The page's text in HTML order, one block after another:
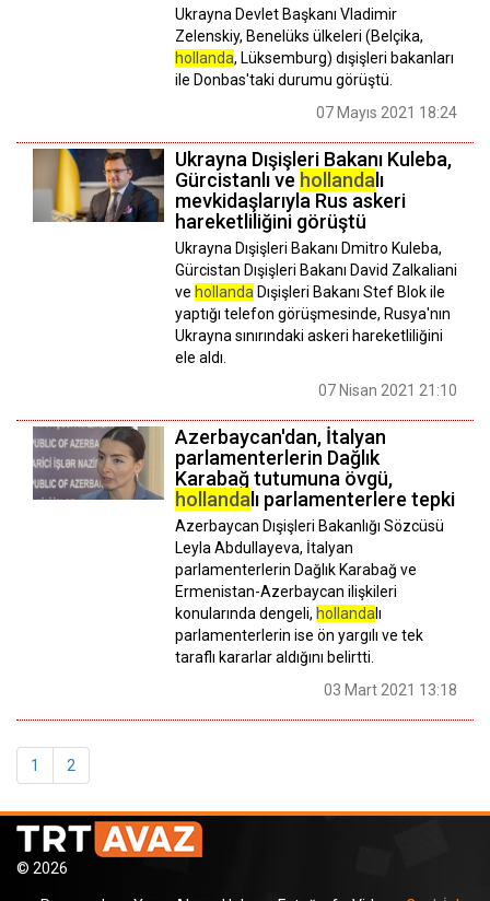
Ukrayna Devlet Başkanı Vladimir
Zelenskiy, Benelüks ülkeleri (Belçika,
hollanda, Lüksemburg) dışişleri bakanları
ile Donbas'taki durumu görüştü.
07 Mayıs 2021 18:24
Ukrayna Dışişleri Bakanı Kuleba,
Gürcistanlı ve hollandalı
mevkidaşlarıyla Rus askeri
hareketliliğini görüştü
Ukrayna Dışişleri Bakanı Dmitro Kuleba,
Gürcistan Dışişleri Bakanı David Zalkaliani
ve hollanda Dışişleri Bakanı Stef Blok ile
yaptığı telefon görüşmesinde, Rusya'nın
Ukrayna sınırındaki askeri hareketliliğini
ele aldı.
07 Nisan 2021 21:10
Azerbaycan'dan, İtalyan
parlamenterlerin Dağlık
Karabağ tutumuna övgü,
hollandalı parlamenterlere tepki
Azerbaycan Dışişleri Bakanlığı Sözcüsü
Leyla Abdullayeva, İtalyan
parlamenterlerin Dağlık Karabağ ve
Ermenistan-Azerbaycan ilişkileri
konularında dengeli, hollandalı
parlamenterlerin ise ön yargılı ve tek
taraflı kararlar aldığını belirtti.
03 Mart 2021 13:18
1 2
© 2026